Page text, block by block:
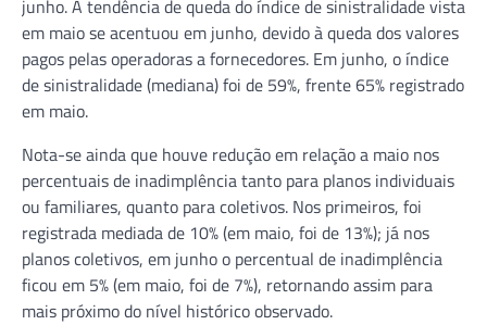
junho. A tendência de queda do índice de sinistralidade vista
em maio se acentuou em junho, devido à queda dos valores
pagos pelas operadoras a fornecedores. Em junho, o índice
de sinistralidade (mediana) foi de 59%, frente 65% registrado
em maio.
Nota-se ainda que houve redução em relação a maio nos
percentuais de inadimplência tanto para planos individuais
ou familiares, quanto para coletivos. Nos primeiros, foi
registrada mediada de 10% (em maio, foi de 13%); já nos
planos coletivos, em junho o percentual de inadimplência
ficou em 5% (em maio, foi de 7%), retornando assim para
mais próximo do nível histórico observado.